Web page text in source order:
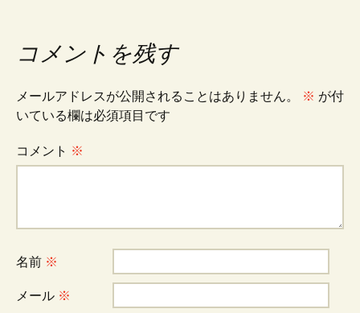
ナ
ビ
ゲ
シ
コメントを残す
メールアドレスが公開されることはありません。 ※ が付
いている欄は必須項目です
コメント ※
名前 ※
メール ※